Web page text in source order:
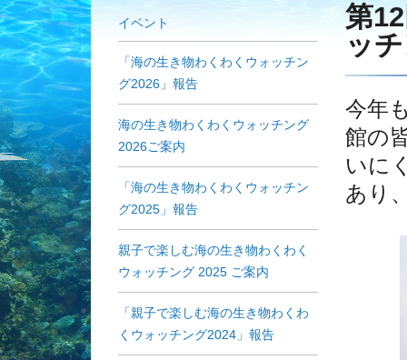
イベント
「海の生き物わくわくウォッチン
グ2026」報告
海の生き物わくわくウォッチング
2026ご案内
「海の生き物わくわくウォッチン
グ2025」報告
親子で楽しむ海の生き物わくわく
ウォッチング 2025 ご案内
「親子で楽しむ海の生き物わくわ
くウォッチング2024」報告
第
ッ
今年
館の
いに
あり